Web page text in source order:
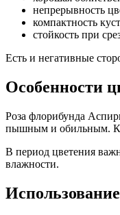
непрерывность
компактность
стойкость при
Есть и негативные
Особенности
Роза флорибунда
пышным и обильным.
В период цветения
влажности.